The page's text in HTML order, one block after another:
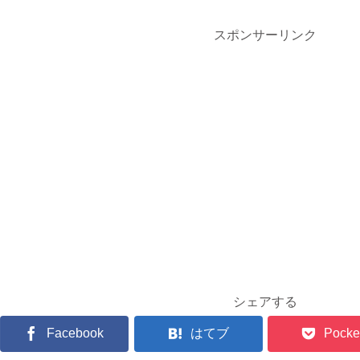
スポンサーリンク
シェアする
Facebook はてブ